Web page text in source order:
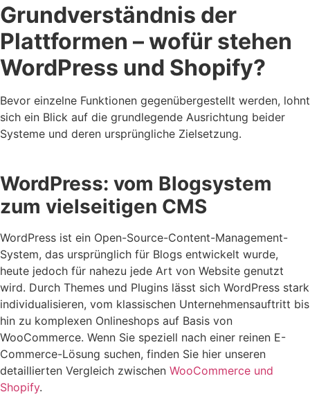
Grundverständnis der
Plattformen – wofür stehen
WordPress und Shopify?
Bevor einzelne Funktionen gegenübergestellt werden, lohnt
sich ein Blick auf die grundlegende Ausrichtung beider
Systeme und deren ursprüngliche Zielsetzung.
WordPress: vom Blogsystem
zum vielseitigen CMS
WordPress ist ein Open-Source-Content-Management-
System, das ursprünglich für Blogs entwickelt wurde,
heute jedoch für nahezu jede Art von Website genutzt
wird. Durch Themes und Plugins lässt sich WordPress stark
individualisieren, vom klassischen Unternehmensauftritt bis
hin zu komplexen Onlineshops auf Basis von
WooCommerce. Wenn Sie speziell nach einer reinen E-
Commerce-Lösung suchen, finden Sie hier unseren
detaillierten Vergleich zwischen WooCommerce und
Shopify.